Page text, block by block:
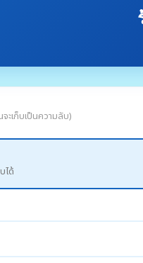
ะเก็บเป็นความลับ)
ได้